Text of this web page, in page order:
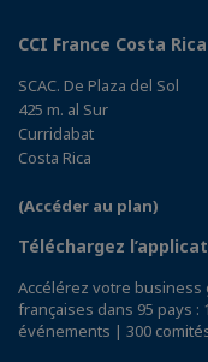
CCI France Costa Rica
SCAC. De Plaza del Sol
425 m. al Sur
Curridabat
Costa Rica
(Accéder au plan)
Téléchargez
Accélérez votre
françaises dans 95 pays
événements | 300